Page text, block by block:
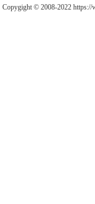
Copygight © 2008-2022